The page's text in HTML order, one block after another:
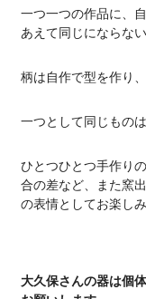
一つ一つの作品に、
あえて同じにならな
柄は自作で型を作り
一つとして同じもの
ひとつひとつ手作り
合の差など、また窯
の表情としてお楽し
大久保さんの器は個